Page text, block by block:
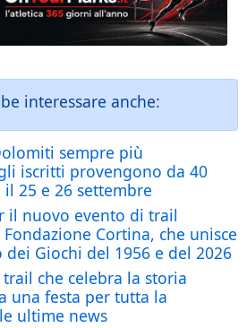
interessare anche:
sempre più
iscritti provengono da 40
25 e 26 settembre
il nuovo evento di trail
Cortina, che unisce
Giochi del 1956 e del 2026
che celebra la storia
una festa per tutta la
ultime news